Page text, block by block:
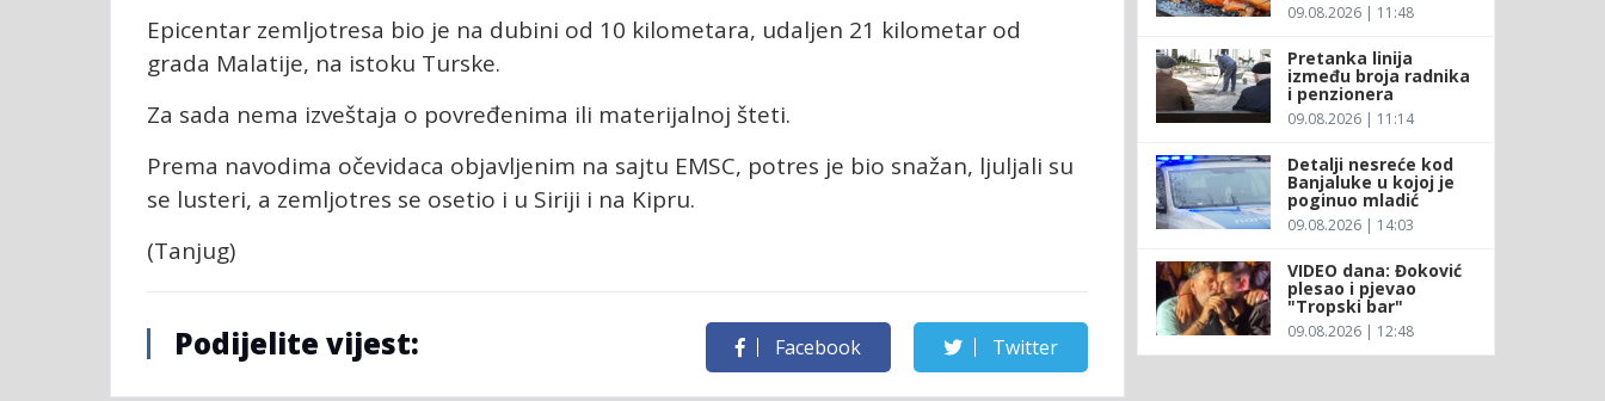
Epicentar zemljotresa bio je na dubini od 10 kilometara, udaljen 21 kilometar od
grada Malatije, na istoku Turske.
Za sada nema izveštaja o povređenima ili materijalnoj šteti.
Prema navodima očevidaca objavljenim na sajtu EMSC, potres je bio snažan, ljuljali su
se lusteri, a zemljotres se osetio i u Siriji i na Kipru.
(Tanjug)
Podijelite vijest: Facebook Twitter
09.08.2026 | 11:48
Pretanka linija
između broja radnika
i penzionera
09.08.2026 | 11:14
Detalji nesreće kod
Banjaluke u kojoj je
poginuo mladić
09.08.2026 | 14:03
VIDEO dana: Đoković
plesao i pjevao
"Tropski bar"
09.08.2026 | 12:48